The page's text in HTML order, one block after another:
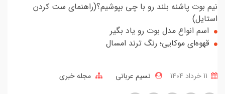
نیم بوت پاشنه بلند رو با چی بپوشیم؟(راهنمای ست کردن
استایل)
اسم انواع مدل بوت رو یاد بگیر
قهوه‌ای موکایی؛ رنگ ترند امسال
نسیم عربانی مجله خبری